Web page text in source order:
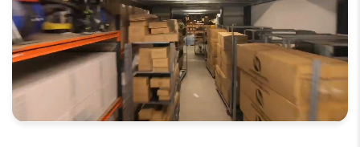
E-mail
Product
Sku